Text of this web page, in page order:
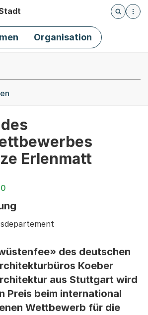
Öffnet
Organisation
Erlenmatt
des deutschen
Koeber
aus Stuttgart wird
Preis beim international
Wettbewerb für die